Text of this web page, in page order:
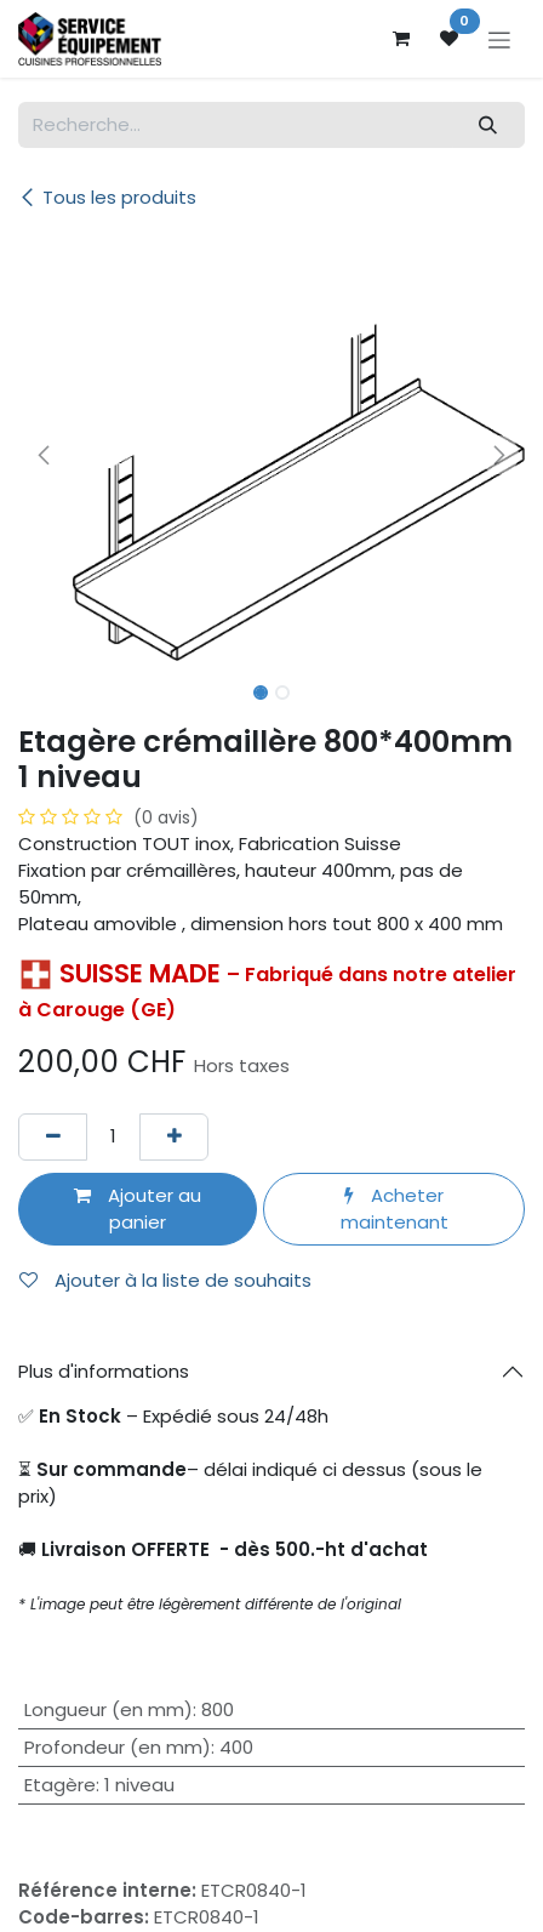
Se rendre au contenu 0
Tous les produits
Etagère crémaillère 800*400mm
1 niveau
(0 avis)
Construction TOUT inox, Fabrication Suisse
Fixation par crémaillères, hauteur 400mm, pas de
50mm,
Plateau amovible , dimension hors tout 800 x 400 mm
SUISSE MADE – Fabriqué dans notre atelier
à Carouge (GE)
200,00 CHF Hors taxes
Ajouter au
panier
Acheter
maintenant
Ajouter à la liste de souhaits
Plus d'informations
✅ En Stock – Expédié sous 24/48h
⏳ Sur commande– délai indiqué ci dessus (sous le
prix)
🚚 Livraison OFFERTE - dès 500.-ht d'achat
* L'image peut être légèrement différente de l'original
Longueur (en mm): 800
Profondeur (en mm): 400
Etagère: 1 niveau
Référence interne: ETCR0840-1
Code-barres: ETCR0840-1